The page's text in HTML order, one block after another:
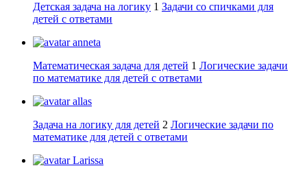
Детская задача на логику 1 Задачи со спичками для
детей с ответами
anneta
Математическая задача для детей 1 Логические задачи
по математике для детей с ответами
allas
Задача на логику для детей 2 Логические задачи по
математике для детей с ответами
Larissa